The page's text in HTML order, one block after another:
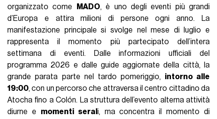
organizzato come
MADO, è uno degli eventi più grandi
d’Europa e attira milioni di persone ogni anno. La
manifestazione principale si svolge nel mese di luglio e
rappresenta il momento più partecipato dell’intera
settimana di eventi. Dalle informazioni ufficiali del
programma 2026 e dalle guide aggiornate della città, la
grande parata parte nel tardo pomeriggio, intorno alle
19:00, con un percorso che attraversa il centro cittadino da
Atocha fino a Colón. La struttura dell’evento alterna attività
diurne e momenti seral i, ma concentra il momento di